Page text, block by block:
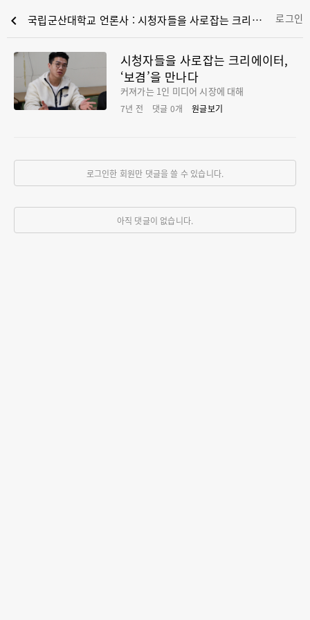
chevron_left 국립군산대학교 언론사 : 시청자들을 사로잡는 크리에이터, ‘보겸’을 만나다 로그인
시청자들을 사로잡는 크리에이터,
‘보겸’을 만나다
커져가는 1인 미디어 시장에 대해
7년 전 댓글 0개 원글보기
로그인한 회원만 댓글을 쓸 수 있습니다.
아직 댓글이 없습니다.